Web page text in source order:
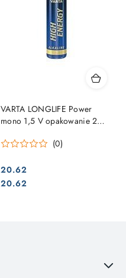
VARTA LONGLIFE Power
mono 1,5 V opakowanie 2
(0)
Cena:
20.62
Cena:
20.62